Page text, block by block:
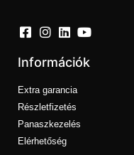
Információk
Extra garancia
Részletfizetés
Panaszkezelés
Elérhetőség